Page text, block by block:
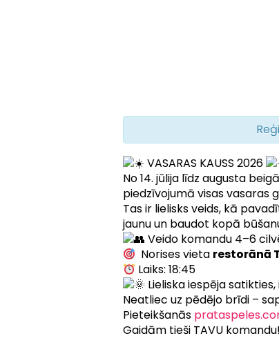
VASARAS KAUSS 2026
No 14. jūlija līdz augusta
piedzīvojumā visas vasaras
Tas ir lielisks veids, kā
jaunu un baudot kopā
Veido komandu 4–6
Norises vieta restorānā
Laiks: 18:45
Lieliska iespēja
Neatliec uz pēdējo brīdi –
Pieteikšanās
Gaidām tieši TAVU komandu!